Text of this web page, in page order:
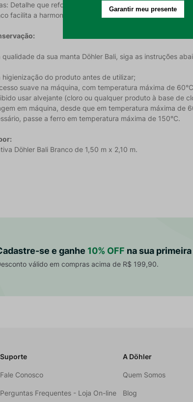
Detalhe que reforça o charme e a sofisticação da peça
facilita a harmonização com outras peças e mantém o
da sua manta Döhler Bali, siga as instruções
higienização do produto antes de utilizar;
suave na máquina, com temperatura máxima de
usar alvejante (cloro ou qualquer produto à base de
em máquina, desde que em temperatura máxima de
passe a ferro em temperatura máxima de 150°C.
Döhler Bali Branco de 1,50 m x 2,10 m.
se e ganhe 10% OFF na sua
válido em compras acima de R$ 199,90.
Suporte
Fale Conosco
Perguntas Frequentes - Loja On-line
A Döhler
Quem Somos
Blog